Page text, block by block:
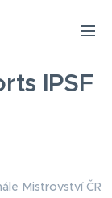
IPSF
Mistrovství ČR